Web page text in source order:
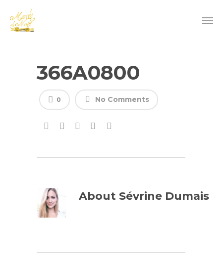
366A0800
No Comments
0
About Sévrine Dumais